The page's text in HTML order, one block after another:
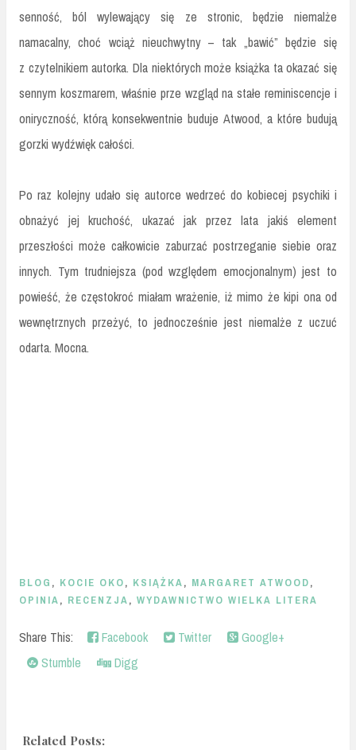
senność, ból wylewający się ze stronic, będzie niemalże
namacalny, choć wciąż nieuchwytny – tak „bawić” będzie się
z czytelnikiem autorka. Dla niektórych może książka ta okazać się
sennym koszmarem, właśnie prze wzgląd na stałe reminiscencje i
oniryczność, którą konsekwentnie buduje Atwood, a które budują
gorzki wydźwięk całości.
Po raz kolejny udało się autorce wedrzeć do kobiecej psychiki i
obnażyć jej kruchość, ukazać jak przez lata jakiś element
przeszłości może całkowicie zaburzać postrzeganie siebie oraz
innych. Tym trudniejsza (pod względem emocjonalnym) jest to
powieść, że częstokroć miałam wrażenie, iż mimo że kipi ona od
wewnętrznych przeżyć, to jednocześnie jest niemalże z uczuć
odarta. Mocna.
BLOG , KOCIE OKO, KSIĄŻKA, MARGARET ATWOOD,
OPINIA, RECENZJA, WYDAWNICTWO WIELKA LITERA
Share This: Facebook Twitter
Google+
Stumble
Digg
Related Posts: